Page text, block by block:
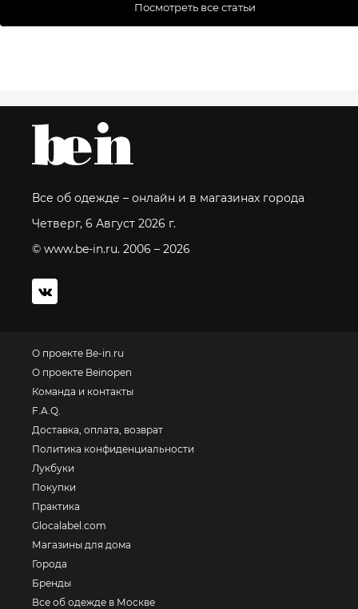
Посмотреть все статьи
Все об одежде – онлайн и в магазинах города
Четверг, 6 Август 2026 г.
© www.be-in.ru. 2006 – 2026
О проекте Be-in.ru
О проекте Beinopen
Команда и контакты
F.A.Q.
Доставка, оплата, возврат
Политика конфиденциальности
Лукбуки
Покупки
Практика
Glocalabel.com
Магазины для дома
Города
Бренды
Все об одежде в Москве